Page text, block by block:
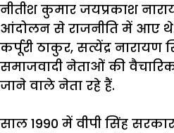
नीतीश कुमार जयप्रकाश
आंदोलन से राजनीति में आए थे
कर्पूरी ठाकुर, सत्येंद्र नारायण
समाजवादी नेताओं की
जाने वाले नेता रहे हैं.
साल 1990 में वीपी सिंह सरकार